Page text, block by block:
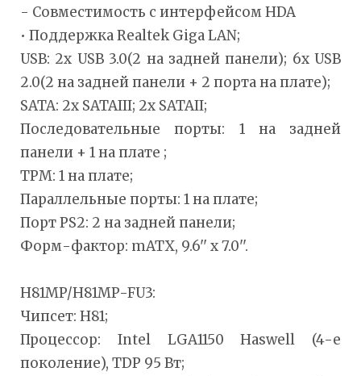
- Совместимость с интерфейсом HDA
• Поддержка Realtek Giga LAN;
USB: 2x USB 3.0(2 на задней панели); 6x USB
2.0(2 на задней панели + 2 порта на плате);
SATA: 2x SATAIII; 2x SATAII;
Последовательные порты: 1 на задней
панели + 1 на плате ;
TPM: 1 на плате;
Параллельные порты: 1 на плате;
Порт PS2: 2 на задней панели;
Форм-фактор: mATX, 9.6'' x 7.0''.
H81MP/H81MP-FU3:
Чипсет: H81;
Процессор: Intel LGA1150 Haswell (4-е
поколение), TDP 95 Вт;